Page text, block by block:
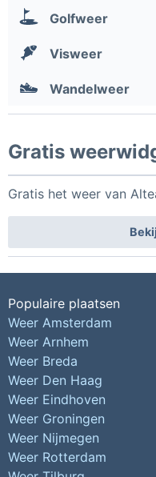
Golfweer
Visweer
Wandelweer
Gratis
Gratis het weer van
Populaire plaatsen
Weer Amsterdam
Weer Arnhem
Weer Breda
Weer Den Haag
Weer Eindhoven
Weer Groningen
Weer Nijmegen
Weer Rotterdam